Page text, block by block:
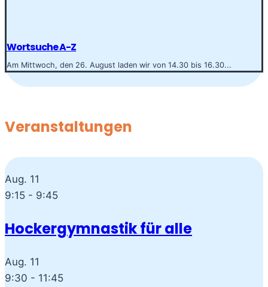
Wortsuche A-Z
Am Mittwoch, den 26. August laden wir von 14.30 bis 16.30...
Veranstaltungen
Aug. 11
9:15 - 9:45
Hockergymnastik für alle
Aug. 11
9:30 - 11:45